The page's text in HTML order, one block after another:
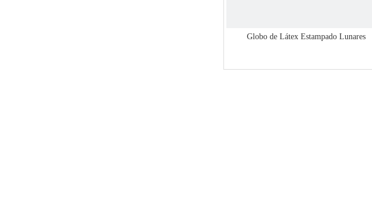
Globo de Látex Estampado Lunares